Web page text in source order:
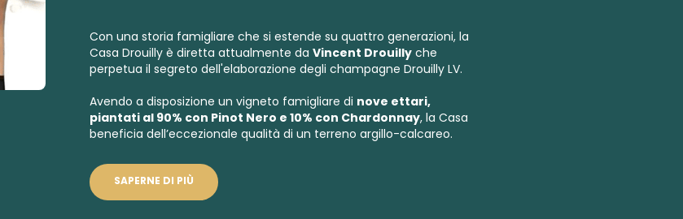
Con una storia famigliare che si estende su quattro generazioni, la
Casa Drouilly è diretta attualmente da Vincent Drouilly che
perpetua il segreto dell'elaborazione degli champagne Drouilly LV.
Avendo a disposizione un vigneto famigliare di nove ettari,
piantati al 90% con Pinot Nero e 10% con Chardonnay, la Casa
beneficia dell’eccezionale qualità di un terreno argillo-calcareo.
SAPERNE DI PIÙ